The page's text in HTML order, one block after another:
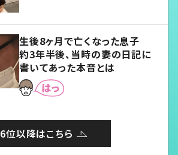
生後8ヶ月で亡くなった息子
約3年半後、当時の妻の日記に
書いてあった本音とは
6位以降はこちら